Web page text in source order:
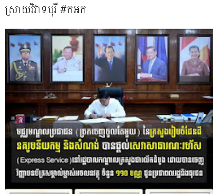
ស្រាយវិវាទបុរី​ #កអក